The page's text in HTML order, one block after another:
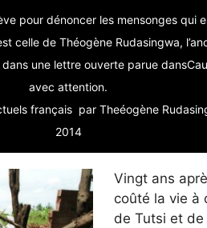
pour dénoncer les mensonges qui
celle de Théogène Rudasingwa,
une lettre ouverte parue
avec attention.
français par Theéogène
2014
Vingt ans
coûté la vie à
de Tutsi et